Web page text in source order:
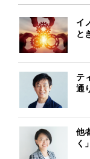
イ
と
テ
通
他
く